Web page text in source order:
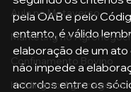
Aula no Metaverso
Marketing no
Confinamento Bovino
Holding no Agronegócio
pela OAB e pelo
entanto, é válido
elaboração de um
não impede a
acordos entre os